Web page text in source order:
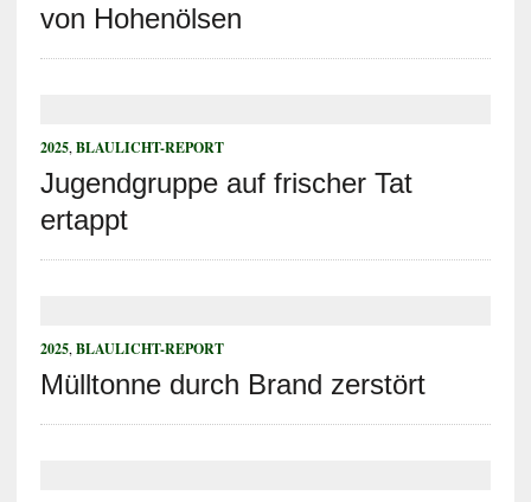
von Hohenölsen
2025, BLAULICHT-REPORT
Jugendgruppe auf frischer Tat
ertappt
2025, BLAULICHT-REPORT
Mülltonne durch Brand zerstört